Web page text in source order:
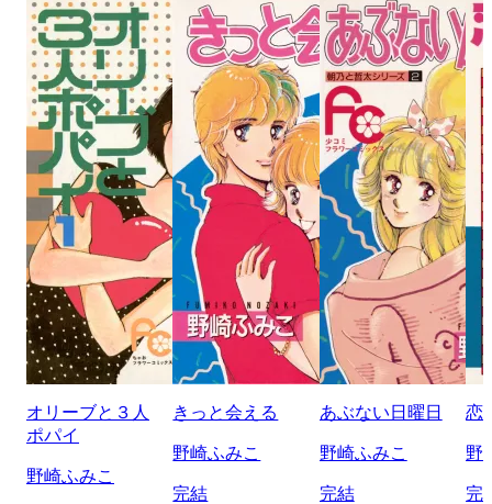
オリーブと３人
ポパイ
野崎ふみこ
きっと会える
野崎ふみこ
完結
あぶない日曜日
野崎ふみこ
完結
恋
野
完